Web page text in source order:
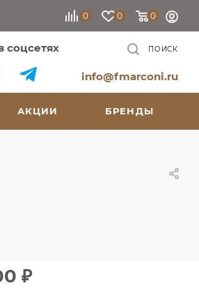
0 0 0
соцсетях ПОИСК
info@fmarconi.ru
АКЦИИ БРЕНДЫ
₽